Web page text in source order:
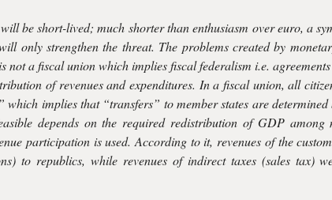
be short-lived; much shorter than enthusiasm over euro, a
only strengthen the threat. The problems created by
not a fiscal union which implies fiscal federalism i.e.
of revenues and expenditures. In a fiscal union, all
implies that “transfers” to member states are
depends on the required redistribution of GDP among
participation is used. According to it, revenues of the
to republics, while revenues of indirect taxes (sales tax)